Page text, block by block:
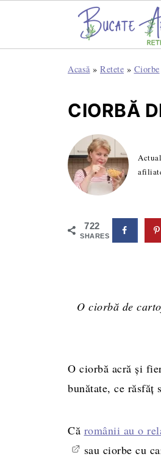
Acasă » Retete » Ciorbe
CIORBĂ
722
SHARES
O ciorbă de
O ciorbă acră și
bunătate, ce
Că românii au o
sau ciorbe cu